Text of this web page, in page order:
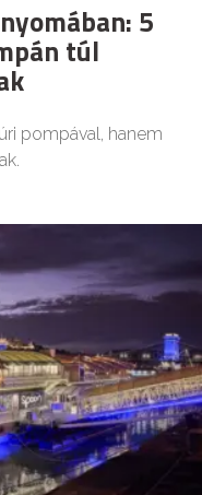
5
túl
pompával, hanem